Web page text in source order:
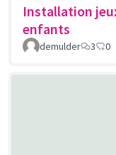
Installation
enfants
demulder 3 0